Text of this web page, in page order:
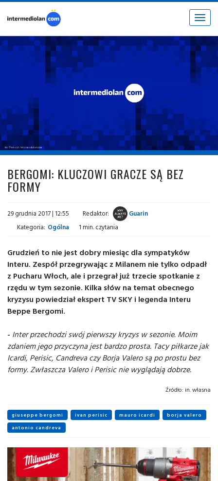
Toggle
fot. © inter.it / intermediolan.com
BERGOMI: KLUCZOWI GRACZE SĄ BEZ
FORMY
29 grudnia 2017 | 12:55 Redaktor:
Guarin
Kategoria: Ogólna 1 min. czytania
Grudzień to nie jest dobry miesiąc dla sympatyków
Interu. Zespół przegrywając z Milanem nie tylko odpadł
z Pucharu Włoch, ale i przegrał już trzecie spotkanie z
rzędu w tym sezonie. Kilka słów na temat obecnego
kryzysu powiedział ekspert TV SKY i legenda Interu
Beppe Bergomi.
- Inter przechodzi swój pierwszy kryzys w sezonie. Moim
zdaniem jego przyczyna jest bardzo prosta. Tacy piłkarze jak
Icardi, Perisic, Candreva czy Borja Valero są po prostu bez
formy. Zwłaszcza Valero i Perisic nie wyglądają dobrze.
Źródło: in. własna
giuseppe bergomi ivan perisic mauro icardi
borja valero
antonio candreva